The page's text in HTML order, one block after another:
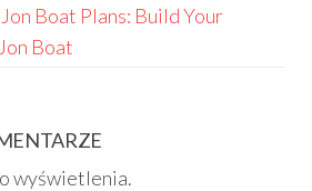
Boat Plans: Build Your
Boat
wyświetlenia.